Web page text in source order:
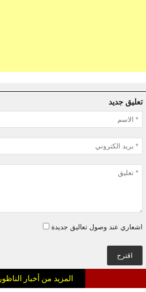
تعليق جديد
اشعاري عند وصول تعاليق جديدة
اقترح
المزيد من أخبار الناظور